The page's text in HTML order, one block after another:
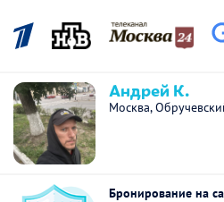
Андрей К.
Москва,
Бронирование на